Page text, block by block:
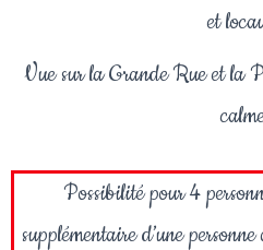
et
Vue sur la Grande Rue et la
Possibilité pour 4
supplémentaire d’une